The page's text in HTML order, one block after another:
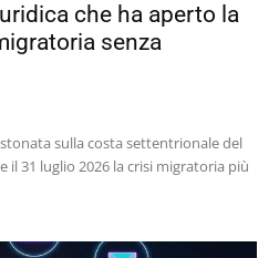
che ha aperto la
senza
sulla costa settentrionale del
il 31 luglio 2026 la crisi migratoria più